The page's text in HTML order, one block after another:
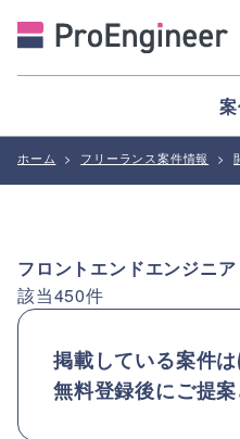
ホーム > フリーランス案件情報 >
フロントエンドエンジニ
該当450件
掲載している案件
無料登録後にご提